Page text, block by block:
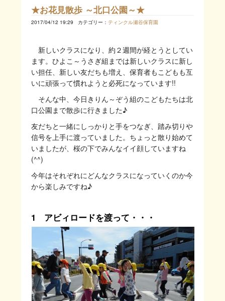
★お花見散歩 ～北口公園～★
2017/04/12 19:29 カテゴリー： ティンクル瀬谷保育園
新しいクラスになり、約２週間が経とうとしてい
ます。ひよこ～うさぎ組までは新しいクラスに新し
い担任、新しい友だちも増え、保育者もこどもも互
いに頑張って慣れようと必死になっています!!
そんな中、今日きりん～ぞう組のこどもたちは北
口公園まで散歩に行きました♪
友だちと一緒にしっかりと手をつなぎ、踏み切りや
信号を上手に渡っていました。ちょっと散り始めて
いましたが、桜の下でみんなイイ顔していますね
(^^)
今年はそれぞれにどんなクラスになっていくのか今
から楽しみですね♪
1 アビィロードを渡って・・・